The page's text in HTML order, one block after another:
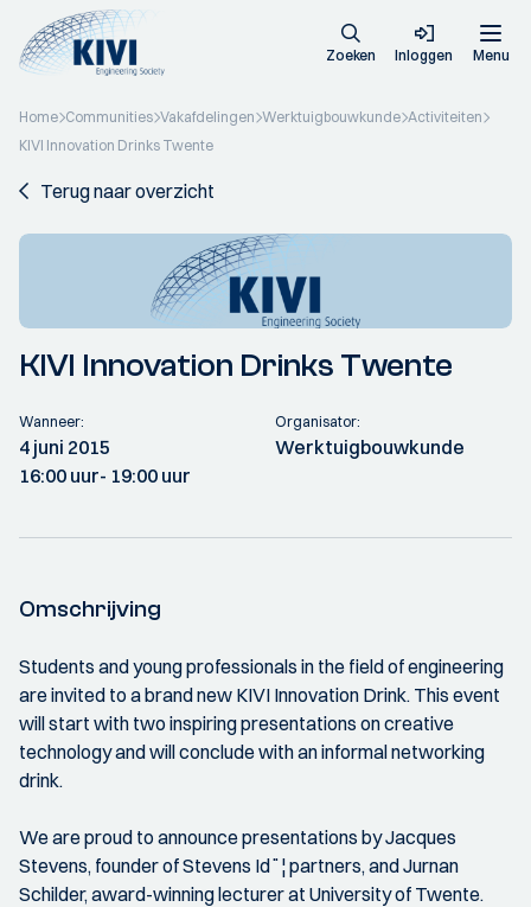
Zoeken Inloggen Menu
Home Communities Vakafdelingen Werktuigbouwkunde Activiteiten
KIVI Innovation Drinks Twente
Terug naar overzicht
KIVI Innovation Drinks Twente
Wanneer:
4 juni 2015
16:00 uur- 19:00 uur
Organisator:
Werktuigbouwkunde
Omschrijving
Students and young professionals in the field of engineering
are invited to a brand new KIVI Innovation Drink. This event
will start with two inspiring presentations on creative
technology and will conclude with an informal networking
drink.
We are proud to announce presentations by Jacques
Stevens, founder of Stevens Id¨¦ partners, and Jurnan
Schilder, award-winning lecturer at University of Twente.